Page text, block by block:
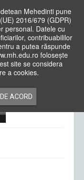
Mehedinti pune
2016/679 (GDPR)
personal. Datele cu
contribuabililor
a putea răspunde
folosește
site se considera
a cookies.
DE ACORD